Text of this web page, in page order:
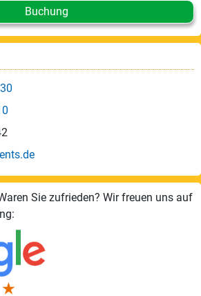
Buchung
Sie zufrieden? Wir freuen uns auf